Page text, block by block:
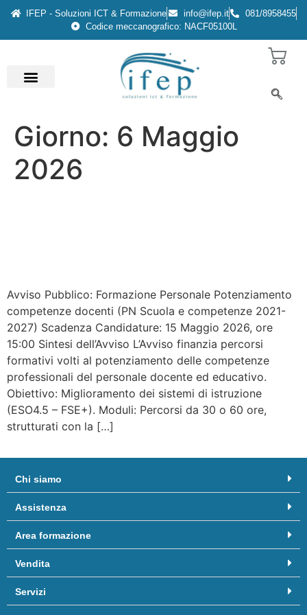
IFEP - Soluzioni ICT & Formazione info@ifep.it
081/8958455
Codice meccanografico: NACF05100L
Giorno: 6 Maggio
2026
Avviso Pubblico: Formazione Personale Potenziamento
competenze docenti (PN Scuola e competenze 2021-
2027) Scadenza Candidature: 15 Maggio 2026, ore
15:00 Sintesi dell’Avviso L’Avviso finanzia percorsi
formativi volti al potenziamento delle competenze
professionali del personale docente ed educativo.
Obiettivo: Miglioramento dei sistemi di istruzione
(ESO4.5 – FSE+). Moduli: Percorsi da 30 o 60 ore,
strutturati con la […]
Chi siamo
Assistenza
Area formazione
Vendita
Servizi